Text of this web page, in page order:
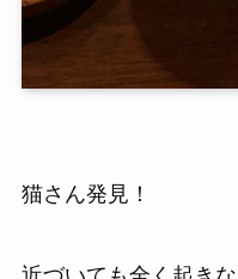
猫さん発見！